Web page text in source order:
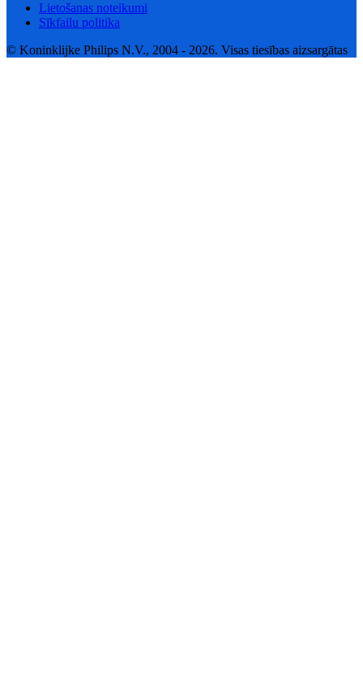
Lietošanas noteikumi
Sīkfailu politika
© Koninklijke Philips N.V., 2004 - 2026. Visas tiesības aizsargātas